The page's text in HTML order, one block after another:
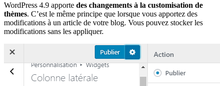
WordPress 4.9 apporte des changements à la customisation de
thèmes. C’est le même principe que lorsque vous apportez des
modifications à un article de votre blog. Vous pouvez stocker les
modifications sans les appliquer.